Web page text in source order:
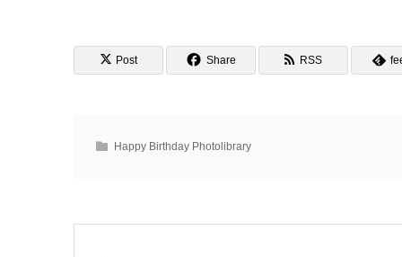
Post Share RSS
Happy Birthday Photolibrary